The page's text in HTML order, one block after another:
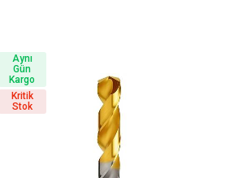
Aynı
Gün
Kargo
Kritik
Stok